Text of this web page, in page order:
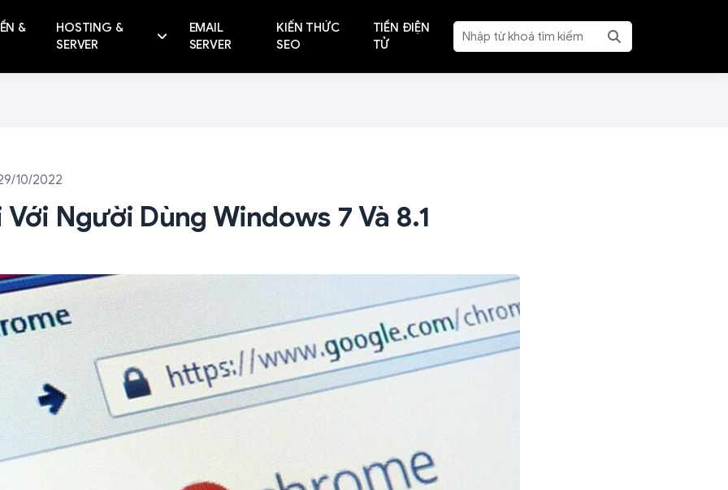
&
HOSTING &
SERVER
EMAIL
SERVER
KIẾN THỨC
SEO
TIỀN ĐIỆN
TỬ
10/2022
Người Dùng Windows 7 Và 8.1